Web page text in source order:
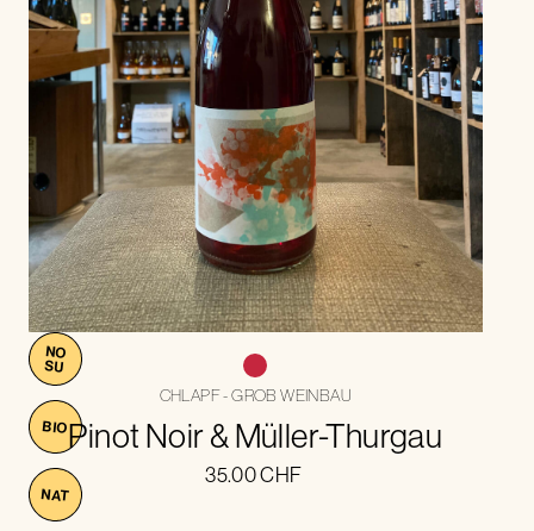
NO
SU
BIO
NAT
CHLAPF - GROB WEINBAU
Pinot Noir & Müller-Thurgau
35.00CHF